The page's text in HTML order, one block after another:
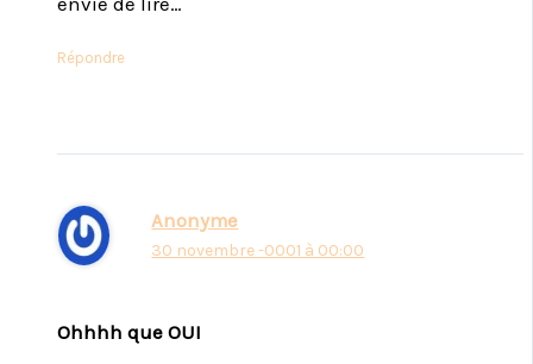
Répondre
Anonyme
30 novembre -0001 à 00:00
Ohhhh que OUI